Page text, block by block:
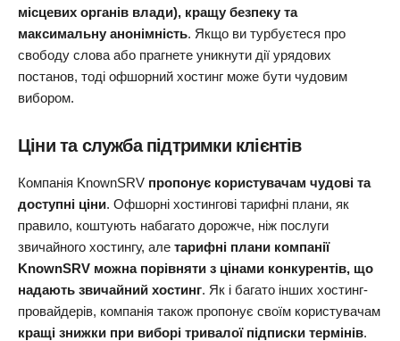
місцевих органів влади), кращу безпеку та
максимальну анонімність. Якщо ви турбуєтеся про
свободу слова або прагнете уникнути дії урядових
постанов, тоді офшорний хостинг може бути чудовим
вибором.
Ціни та служба підтримки клієнтів
Компанія KnownSRV пропонує користувачам чудові та
доступні ціни. Офшорні хостингові тарифні плани, як
правило, коштують набагато дорожче, ніж послуги
звичайного хостингу, але тарифні плани компанії
KnownSRV можна порівняти з цінами конкурентів, що
надають звичайний хостинг. Як і багато інших хостинг-
провайдерів, компанія також пропонує своїм користувачам
кращі знижки при виборі тривалої підписки термінів.